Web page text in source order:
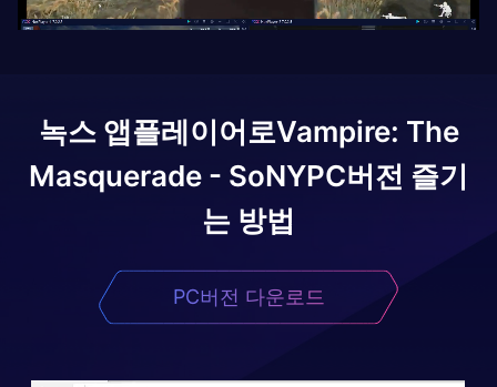
녹스 앱플레이어로Vampire: The
Masquerade - SoNYPC버전 즐기
는 방법
PC버전 다운로드